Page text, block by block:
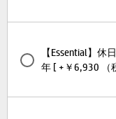
【Essential】休
年 [ +￥6,930 （